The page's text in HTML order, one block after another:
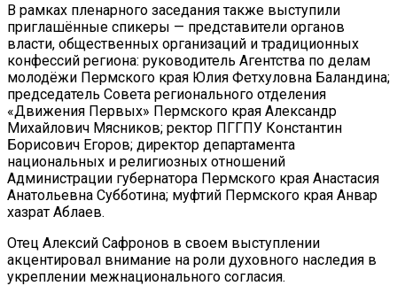
В рамках пленарного заседания также выступили
приглашённые спикеры — представители органов
власти, общественных организаций и традиционных
конфессий региона: руководитель Агентства по делам
молодёжи Пермского края Юлия Фетхуловна Баландина;
председатель Совета регионального отделения
«Движения Первых» Пермского края Александр
Михайлович Мясников; ректор ПГГПУ Константин
Борисович Егоров; директор департамента
национальных и религиозных отношений
Администрации губернатора Пермского края Анастасия
Анатольевна Субботина; муфтий Пермского края Анвар
хазрат Аблаев.
Отец Алексий Сафронов в своем выступлении
акцентировал внимание на роли духовного наследия в
укреплении межнационального согласия.